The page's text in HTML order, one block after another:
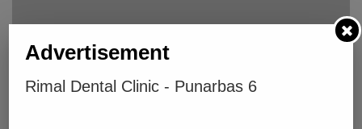
पुनर्वासमा ६० बोरा भारतीय चामल प्रहरीको नियन्त्रणमा
Advertisement
Rimal Dental Clinic - Punarbas 6